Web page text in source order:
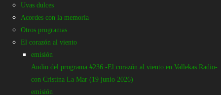
Uvas dulces
Acordes con la memoria
Otros programas
El corazón al viento
emisión
Audio del programa #236 -El corazón al viento en Vallekas Radio-
con Cristina La Mar (19 junio 2026)
emisión
agenda entrevista entrevista-radio
Audio del programa #215 -El
corazón al viento en Radio